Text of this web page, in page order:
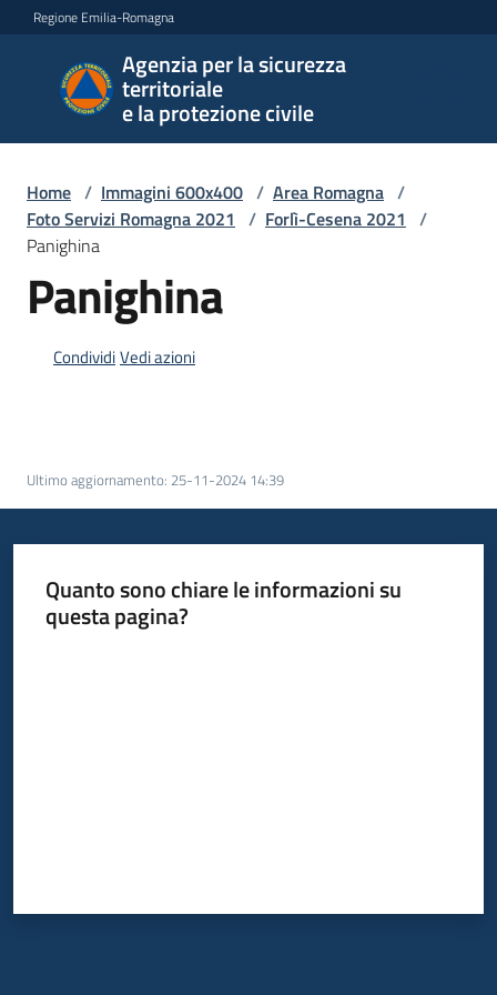
Vai al contenuto
Vai alla navigazione
Vai al footer
Regione Emilia-Romagna
Agenzia per la sicurezza
territoriale
e la protezione civile
Agenzia
per la
sicurezza
e la
protezione
civile
Argomenti
Leggi
Atti
Bandi
Home / Immagini 600x400 / Area Romagna /
Foto Servizi Romagna 2021 / Forlì-Cesena 2021 /
Panighina
Panighina
CondividiVedi azioni
Ultimo aggiornamento: 25-11-2024 14:39
Quanto sono chiare le informazioni su
questa pagina?